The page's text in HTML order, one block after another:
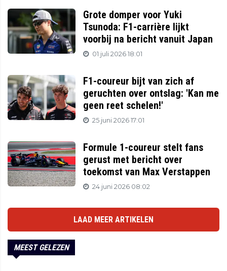
Grote domper voor Yuki
Tsunoda: F1-carrière lijkt
voorbij na bericht vanuit Japan
01 juli 2026 18:01
F1-coureur bijt van zich af
geruchten over ontslag: 'Kan me
geen reet schelen!'
25 juni 2026 17:01
Formule 1-coureur stelt fans
gerust met bericht over
toekomst van Max Verstappen
24 juni 2026 08:02
LAAD MEER ARTIKELEN
MEEST GELEZEN